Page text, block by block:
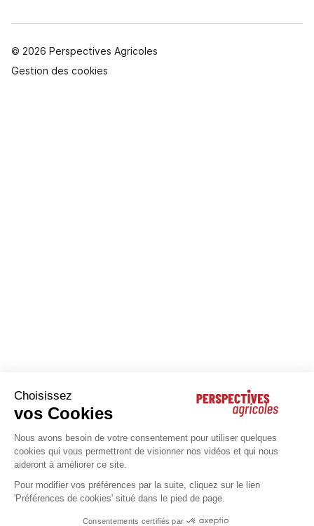
© 2026 Perspectives Agricoles
Gestion des cookies